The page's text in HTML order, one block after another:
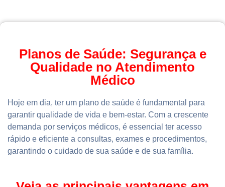
Planos de Saúde: Segurança e
Qualidade no Atendimento
Médico
Hoje em dia, ter um plano de saúde é fundamental para
garantir qualidade de vida e bem-estar. Com a crescente
demanda por serviços médicos, é essencial ter acesso
rápido e eficiente a consultas, exames e procedimentos,
garantindo o cuidado de sua saúde e de sua família.